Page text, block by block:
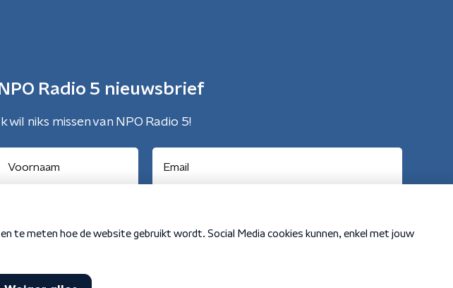
NPO Radio 5 nieuwsbrief
Ik wil niks missen van NPO Radio 5!